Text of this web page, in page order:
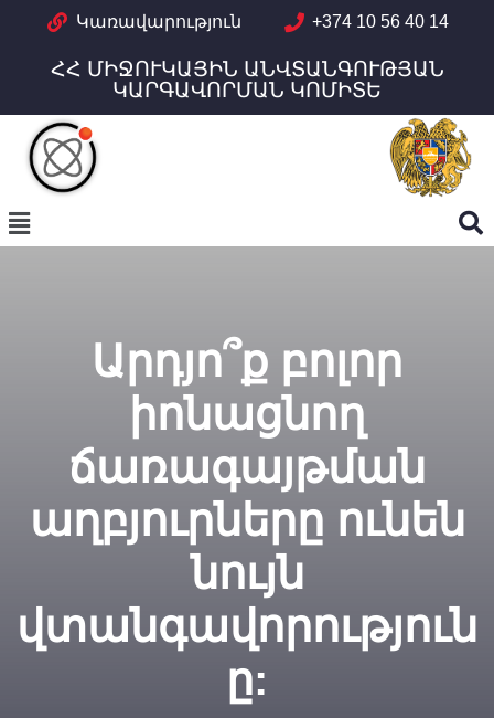
Կառավարություն +374 10 56 40 14
ՀՀ ՄԻՋՈՒԿԱՅԻՆ ԱՆՎՏԱՆԳՈՒԹՅԱՆ
ԿԱՐԳԱՎՈՐՄԱՆ ԿՈՄԻՏԵ
Արդյո՞ք բոլոր
իոնացնող
ճառագայթման
աղբյուրները ունեն
նույն
վտանգավորություն
ը: